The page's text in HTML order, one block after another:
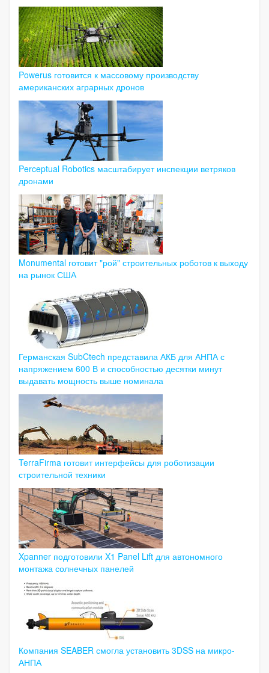
Powerus готовится к массовому производству
американских аграрных дронов
Perceptual Robotics масштабирует инспекции ветряков
дронами
Monumental готовит "рой" строительных роботов к выходу
на рынок США
Германская SubCtech представила АКБ для АНПА с
напряжением 600 В и способностью десятки минут
выдавать мощность выше номинала
TerraFirma готовит интерфейсы для роботизации
строительной техники
Xpanner подготовили X1 Panel Lift для автономного
монтажа солнечных панелей
Компания SEABER смогла установить 3DSS на микро-
АНПА